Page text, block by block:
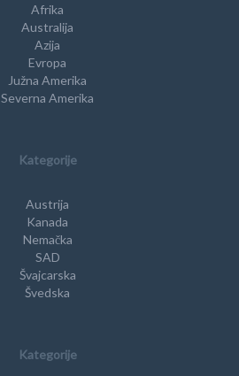
Afrika
Australija
Azija
Evropa
Južna Amerika
Severna Amerika
Kategorije
Austrija
Kanada
Nemačka
SAD
Švajcarska
Švedska
Kategorije